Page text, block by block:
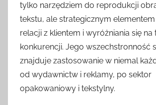
tylko narzędziem do reprodukcji
tekstu, ale strategicznym
relacji z klientem i wyróżniania się na
konkurencji. Jego wszechstronność
znajduje zastosowanie w niemal
od wydawnictw i reklamy, po sektor
opakowaniowy i tekstylny.